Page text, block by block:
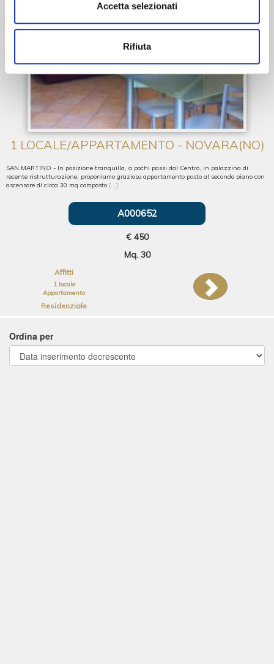
Accetta selezionati
Rifiuta
1 LOCALE/APPARTAMENTO - NOVARA(NO)
SAN MARTINO - In posizione tranquilla, a pochi passi dal Centro, in palazzina di
recente ristrutturazione, proponiamo grazioso appartamento posto al secondo piano con
ascensore di circa 30 mq composto [...]
A000652
€ 450
Mq. 30
Affitti
1 locale
Appartamento
Residenziale
Ordina per